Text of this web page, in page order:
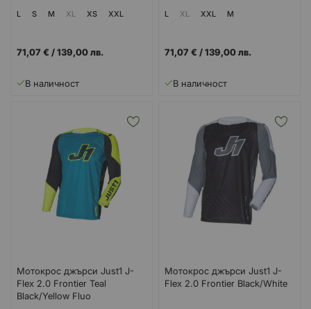
L S M XL XS XXL
71,07 € /139,00 лв.
В наличност
L XL XXL M
71,07 € /139,00 лв.
В наличност
Мотокрос джърси Just1 J-
Flex 2.0 Frontier Teal
Black/Yellow Fluo
Мотокрос джърси Just1 J-
Flex 2.0 Frontier Black/White